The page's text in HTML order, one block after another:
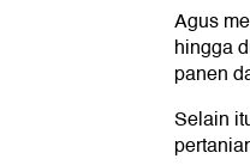
Agus
hingga
panen
Selain